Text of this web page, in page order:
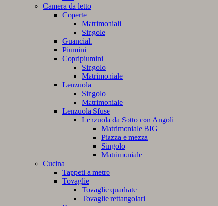
Camera da letto
Coperte
Matrimoniali
Singole
Guanciali
Piumini
Copripiumini
Singolo
Matrimoniale
Lenzuola
Singolo
Matrimoniale
Lenzuola Sfuse
Lenzuola da Sotto con Angoli
Matrimoniale BIG
Piazza e mezza
Singolo
Matrimoniale
Cucina
Tappeti a metro
Tovaglie
Tovaglie quadrate
Tovaglie rettangolari